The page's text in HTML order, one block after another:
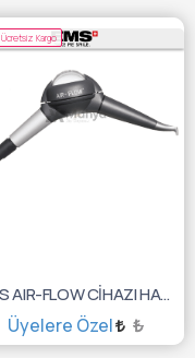
Ücretsiz Kargo
EMS AIR-FLOW CİHAZI HANDY 2 SIRONA UYUMLU
Üyelere Özel ₺